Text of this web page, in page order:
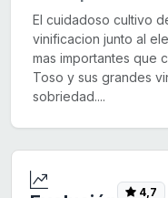
El cuidadoso cultivo
vinificacion junto al
mas importantes que
Toso y sus grandes
sobriedad....
4,7